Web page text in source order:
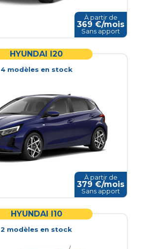
À partir de
369 €/mois
Sans apport
HYUNDAI I20
4modèlesen stock
À partir de
379 €/mois
Sans apport
HYUNDAI I10
2 modèles en stock